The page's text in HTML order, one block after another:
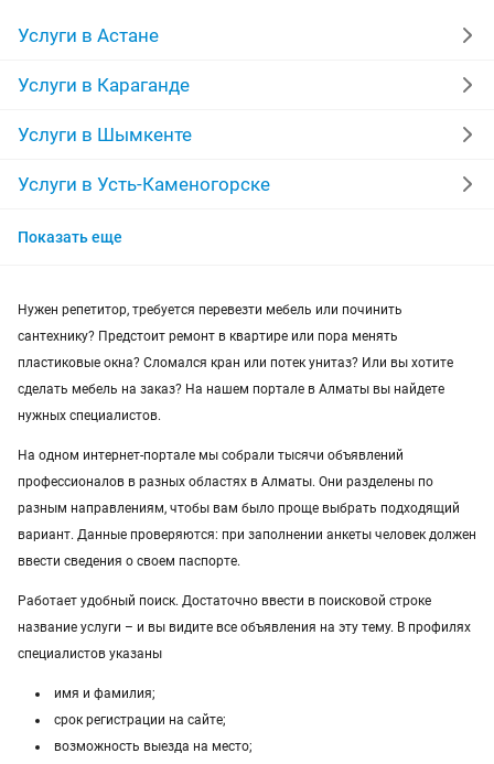
мебель на заказ
уколы на дому вывоз мусора
москитные сетки
ремонт стиральных машин диван
грузоперевозки газель
ремонт заправка картриджей
Услуги в Астане
Услуги в Караганде
Услуги в Шымкенте
Услуги в Усть-Каменогорске
Услуги в Актобе
Услуги в Павлодаре
Услуги в Темиртау
Показать еще
Нужен репетитор, требуется перевезти мебель или починить
сантехнику? Предстоит ремонт в квартире или пора менять
пластиковые окна? Сломался кран или потек унитаз? Или вы хотите
сделать мебель на заказ? На нашем портале в Алматы вы найдете
нужных специалистов.
На одном интернет-портале мы собрали тысячи объявлений
профессионалов в разных областях в Алматы. Они разделены по
разным направлениям, чтобы вам было проще выбрать подходящий
вариант. Данные проверяются: при заполнении анкеты человек должен
ввести сведения о своем паспорте.
Работает удобный поиск. Достаточно ввести в поисковой строке
название услуги – и вы видите все объявления на эту тему. В профилях
специалистов указаны
имя и фамилия;
срок регистрации на сайте;
возможность выезда на место;